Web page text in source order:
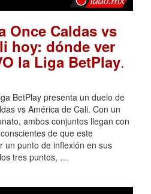
Once Caldas vs
hoy: dónde ver
la Liga BetPlay.
BetPlay presenta un duelo de
vs América de Cali. Con un
ambos conjuntos llegan con
de que este
un punto de inflexión en sus
tres puntos, …